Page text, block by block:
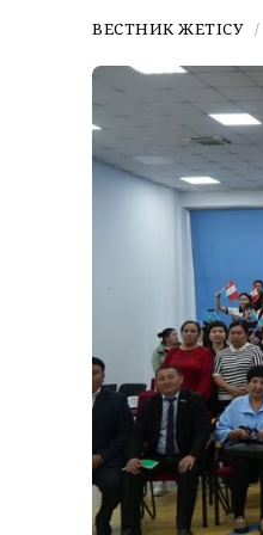
ВЕСТНИК ЖЕТІСУ